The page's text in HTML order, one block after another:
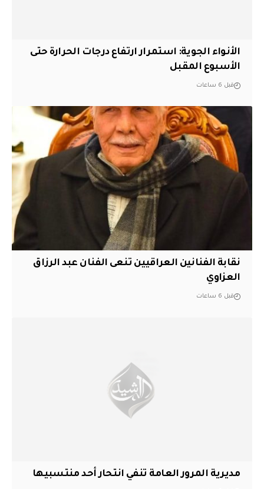
الأنواء الجوية: استمرار ارتفاع درجات الحرارة حتى
الأسبوع المقبل
قبل 6 ساعات
نقابة الفنانين العراقيين تنعى الفنان عبد الرزاق
العزاوي
قبل 6 ساعات
مديرية المرور العامة تنفي انتحار أحد منتسبيها